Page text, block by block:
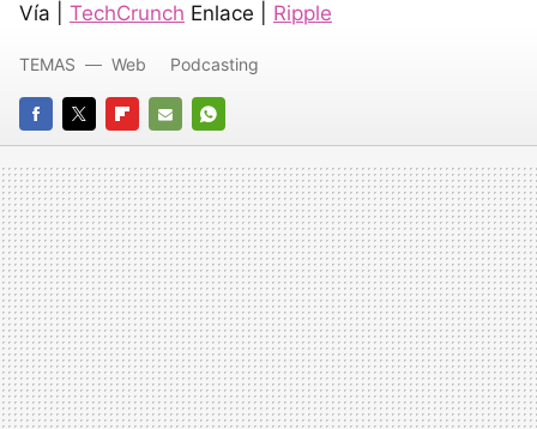
Vía | TechCrunch Enlace | Ripple
FACEBOOK
TWITTERFLIPBOARD
E-
MAIL
WHATSAPP
TEMAS Web Podcasting